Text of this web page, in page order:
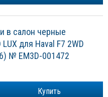
в салон черные
для Haval F7 2WD
№ EM3D-001472
Купить